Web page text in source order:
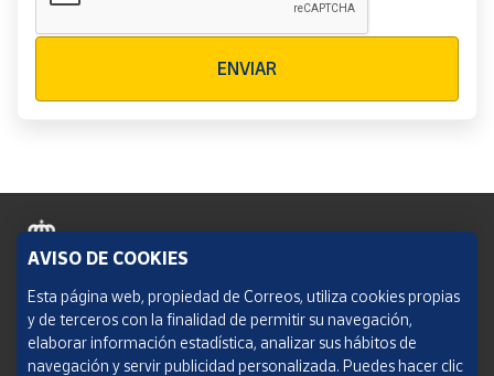
ENVIAR
Política de cookies
Aviso legal
AVISO DE COOKIES
Esta página web, propiedad de Correos, utiliza cookies propias
y de terceros con la finalidad de permitir su navegación,
elaborar información estadística, analizar sus hábitos de
navegación y servir publicidad personalizada. Puedes hacer clic